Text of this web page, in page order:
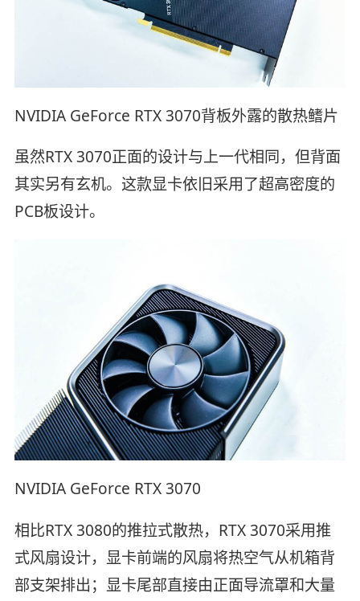
NVIDIA GeForce RTX 3070背板外露的散热鳍片
虽然RTX 3070正面的设计与上一代相同，但背面
其实另有玄机。这款显卡依旧采用了超高密度的
PCB板设计。
NVIDIA GeForce RTX 3070
相比RTX 3080的推拉式散热，RTX 3070采用推
式风扇设计，显卡前端的风扇将热空气从机箱背
部支架排出；显卡尾部直接由正面导流罩和大量